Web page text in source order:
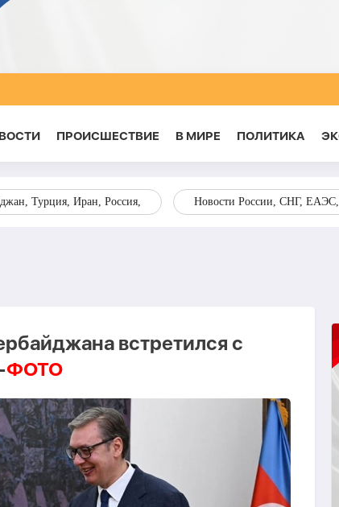
ПРОИСШЕСТВИЕ В МИРЕ ПОЛИТИКА
Турция, Иран, Россия, Новости России, СНГ,
встретился с
ФОТО